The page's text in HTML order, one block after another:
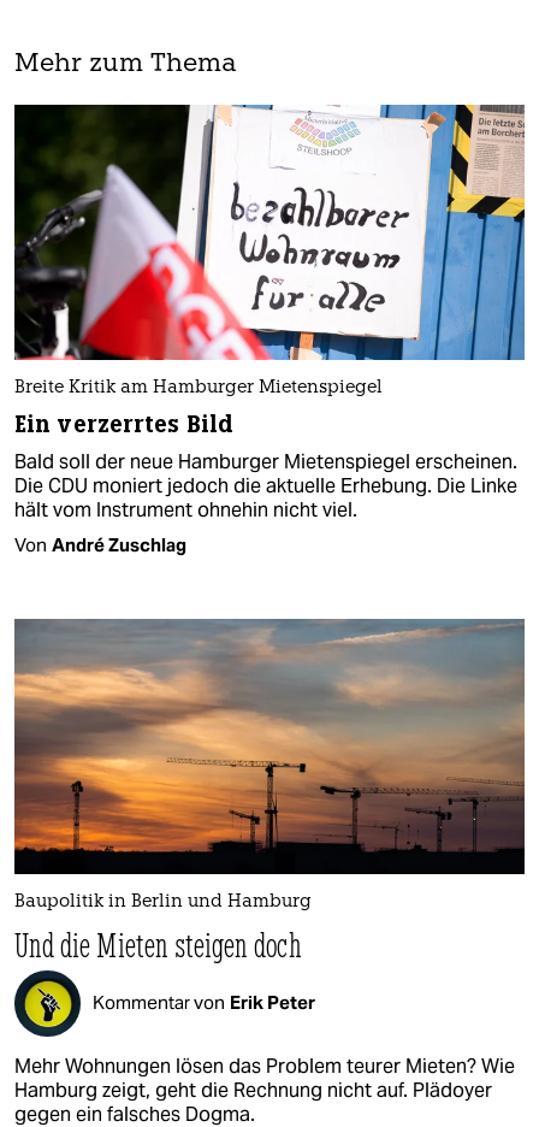
Mehr zum Thema
Breite Kritik am Hamburger Mietenspiegel
Ein verzerrtes Bild
Bald soll der neue Hamburger Mietenspiegel erscheinen.
Die CDU moniert jedoch die aktuelle Erhebung. Die Linke
hält vom Instrument ohnehin nicht viel.
Von André Zuschlag
Baupolitik in Berlin und Hamburg
Und die Mieten steigen doch
Kommentar von Erik Peter
Mehr Wohnungen lösen das Problem teurer Mieten? Wie
Hamburg zeigt, geht die Rechnung nicht auf. Plädoyer
gegen ein falsches Dogma.